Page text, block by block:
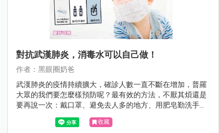
對抗武漢肺炎，消毒水可以自己做！
作者：黑眼圈奶爸
武漢肺炎的疫情持續擴大，確診人數一直不斷在增加，普羅
大眾的我們要怎麼樣預防呢？最有效的方法，不厭其煩還是
要再說一次：戴口罩、避免去人多的地方、用肥皂勤洗手，
另外，當需要消毒時怎麼辦呢？這次黑眼圈奶爸也來教大家
如何自製消毒水～
收藏